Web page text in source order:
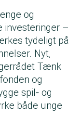
og
investeringer –
tydeligt på
Nyt,
Tænk
og
spil- og
både unge